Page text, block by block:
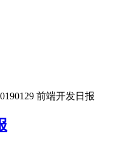
前端开发日报